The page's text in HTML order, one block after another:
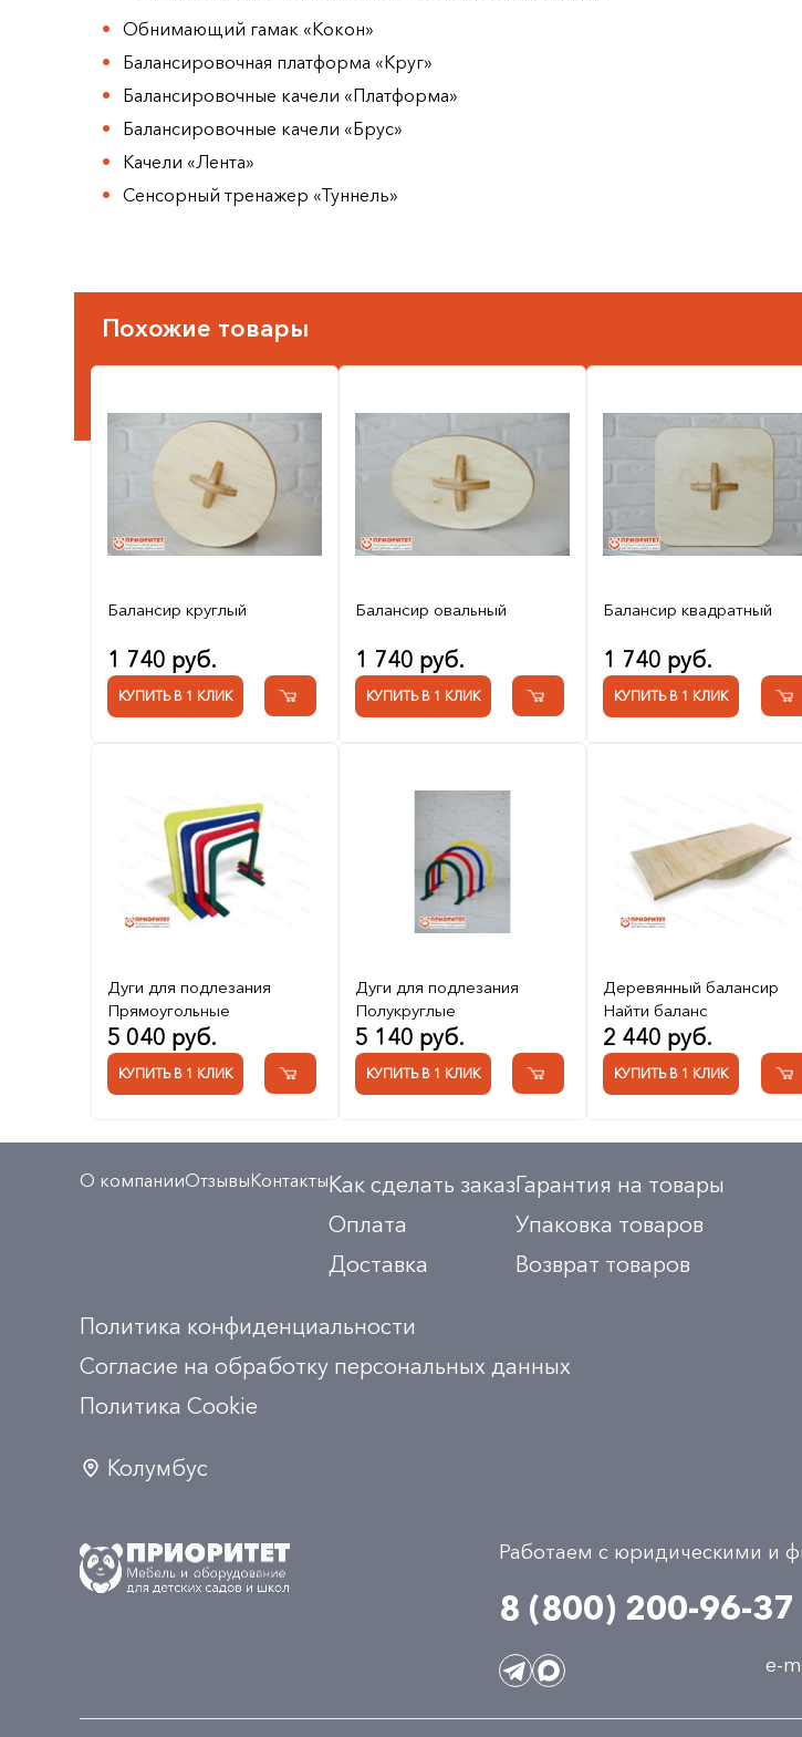
Обнимающий гамак «Кокон»
Балансировочная платформа «Круг»
Балансировочные качели «Платформа»
Балансировочные качели «Брус»
Качели «Лента»
Сенсорный тренажер «Туннель»
Похожие товары
Балансир круглый
1 740 руб.
КУПИТЬ В 1 КЛИК
Балансир овальный
1 740 руб.
КУПИТЬ В 1 КЛИК
Балансир квадратный
1 740 руб.
КУПИТЬ В 1 КЛИК
Дуги для подлезания
Прямоугольные
5 040 руб.
КУПИТЬ В 1 КЛИК
Дуги для подлезания
Полукруглые
5 140 руб.
КУПИТЬ В 1 КЛИК
Деревянный балансир
Найти баланс
2 440 руб.
КУПИТЬ В 1 КЛИК
О компанииОтзывыКонтактыКак сделать заказ
Оплата
Доставка
Гарантия на товары
Упаковка товаров
Возврат товаров
Политика конфиденциальности
Согласие на обработку персональных данных
Политика Сookie
Колумбус
Работаем с юридическими и
8 (800) 200-96-37
e-